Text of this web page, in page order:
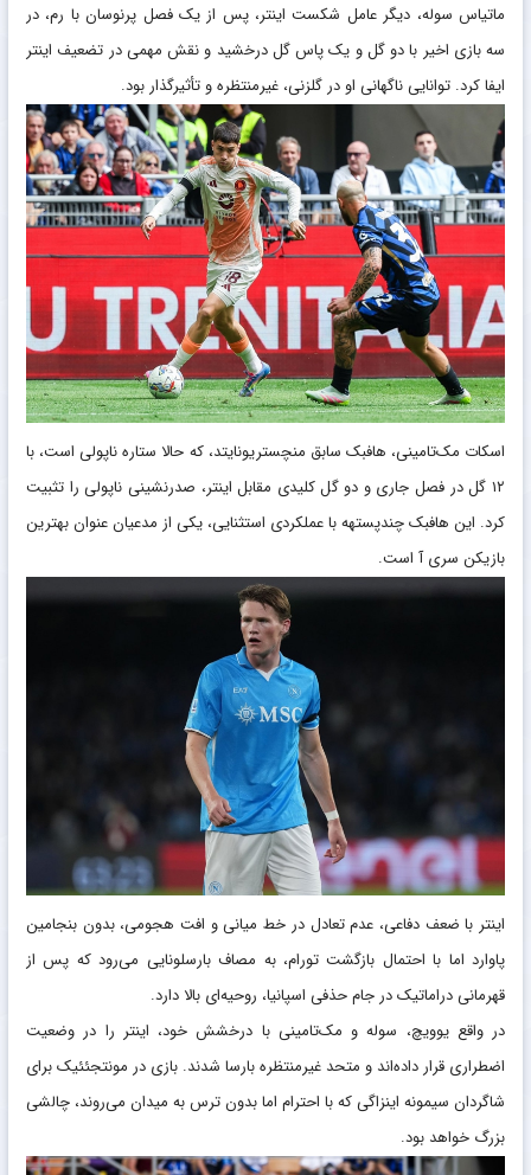
ماتیاس سوله، دیگر عامل شکست اینتر، پس از یک فصل پرنوسان با رم، در
سه بازی اخیر با دو گل و یک پاس گل درخشید و نقش مهمی در تضعیف اینتر
ایفا کرد. توانایی ناگهانی او در گلزنی، غیرمنتظره و تأثیرگذار بود.
اسکات مک‌تامینی، هافبک سابق منچستریونایتد، که حالا ستاره ناپولی است، با
۱۲ گل در فصل جاری و دو گل کلیدی مقابل اینتر، صدرنشینی ناپولی را تثبیت
کرد. این هافبک چندپستهه با عملکردی استثنایی، یکی از مدعیان عنوان بهترین
بازیکن سری آ است.
اینتر با ضعف دفاعی، عدم تعادل در خط میانی و افت هجومی، بدون بنجامین
پاوارد اما با احتمال بازگشت تورام، به مصاف بارسلونایی می‌رود که پس از
قهرمانی دراماتیک در جام حذفی اسپانیا، روحیه‌ای بالا دارد.
در واقع یوویچ، سوله و مک‌تامینی با درخشش خود، اینتر را در وضعیت
اضطراری قرار داده‌اند و متحد غیرمنتظره بارسا شدند. بازی در مونتجئئیک برای
شاگردان سیمونه اینزاگی که با احترام اما بدون ترس به میدان می‌روند، چالشی
بزرگ خواهد بود.